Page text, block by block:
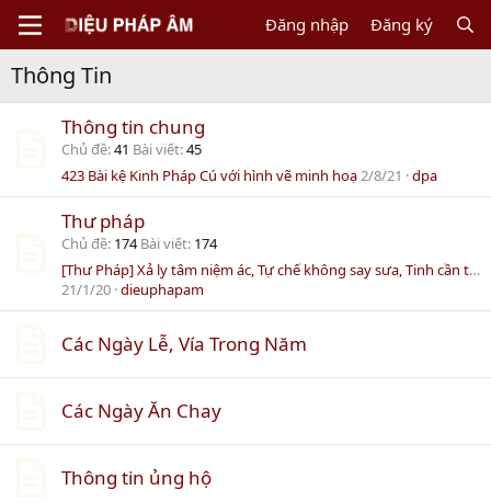
Đăng nhập Đăng ký
Thông Tin
Thông tin chung
Chủ đề 41 Bài viết 45
423 Bài kệ Kinh Pháp Cú với hình vẽ minh hoạ2/8/21 dpa
Thư pháp
Chủ đề 174 Bài viết 174
[Thư Pháp] Xả ly tâm niệm ác, Tự chế không say sưa, Tinh cần trong thiện pháp, Là phúc lành...
21/1/20 dieuphapam
Các Ngày Lễ, Vía Trong Năm
Các Ngày Ăn Chay
Thông tin ủng hộ